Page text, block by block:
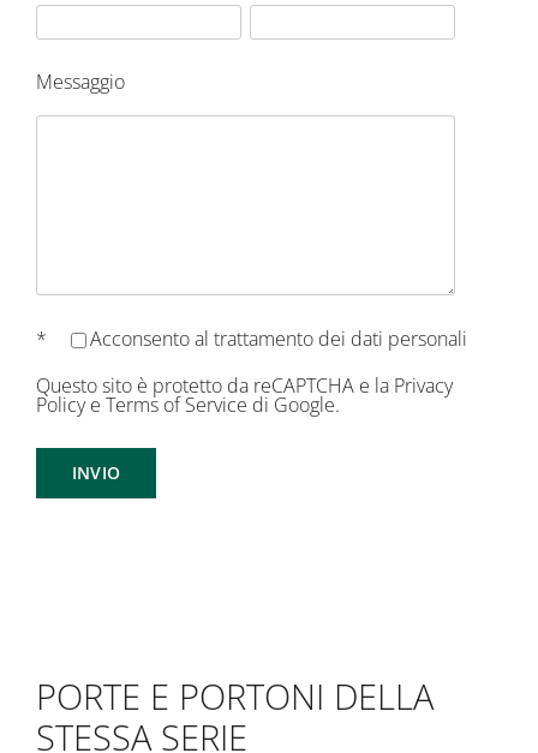
Messaggio
* Acconsento al trattamento dei dati personali
Questo sito è protetto da reCAPTCHA e la Privacy
Policye Terms of Service di Google.
PORTE E PORTONI DELLA
STESSA SERIE